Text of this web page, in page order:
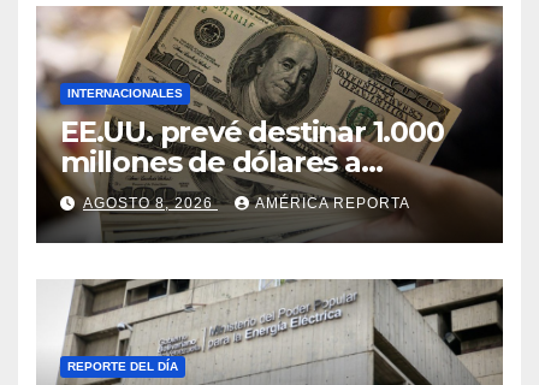
INTERNACIONALES
EE.UU. prevé destinar 1.000
millones de dólares a
Colombia para un paquete
de seguridad
AGOSTO 8, 2026 AMÉRICA REPORTA
REPORTE DEL DÍA